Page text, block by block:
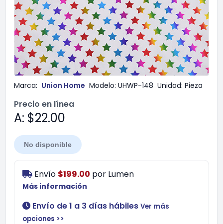
Marca: Union Home Modelo: UHWP-148 Unidad: Pieza
Precio en línea
A: $22.00
No disponible
Envío $199.00 por Lumen
Más información
Envío de 1 a 3 días hábiles Ver más
opciones >>